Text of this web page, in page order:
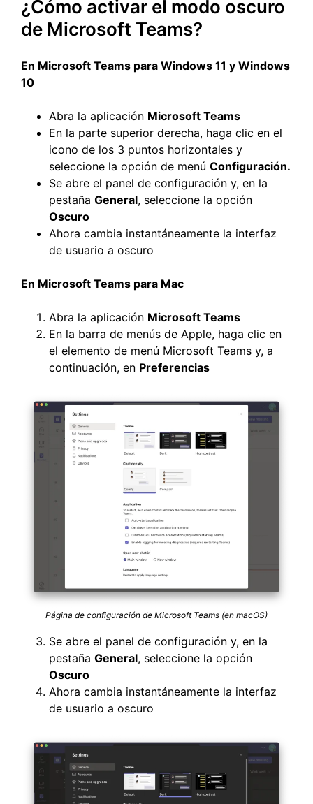
¿Cómo activar el modo oscuro
de Microsoft Teams?
En Microsoft Teams para Windows 11 y Windows
10
Abra la aplicación Microsoft Teams
En la parte superior derecha, haga clic en el
icono de los 3 puntos horizontales y
seleccione la opción de menú Configuración.
Se abre el panel de configuración y, en la
pestaña General, seleccione la opción
Oscuro
Ahora cambia instantáneamente la interfaz
de usuario a oscuro
En Microsoft Teams para Mac
Abra la aplicación Microsoft Teams
En la barra de menús de Apple, haga clic en
el elemento de menú Microsoft Teams y, a
continuación, en Preferencias
Página de configuración de Microsoft Teams (en macOS)
Se abre el panel de configuración y, en la
pestaña General, seleccione la opción
Oscuro
Ahora cambia instantáneamente la interfaz
de usuario a oscuro